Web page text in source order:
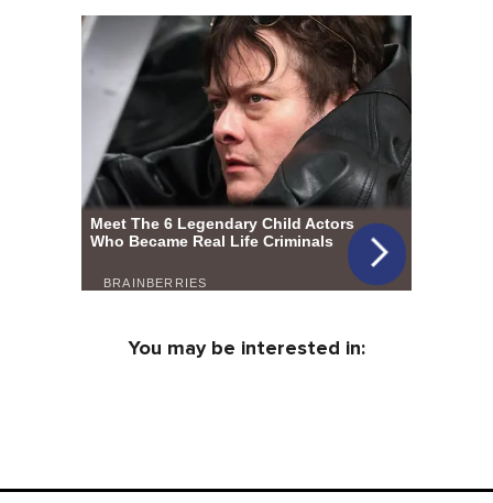
You may be interested in: